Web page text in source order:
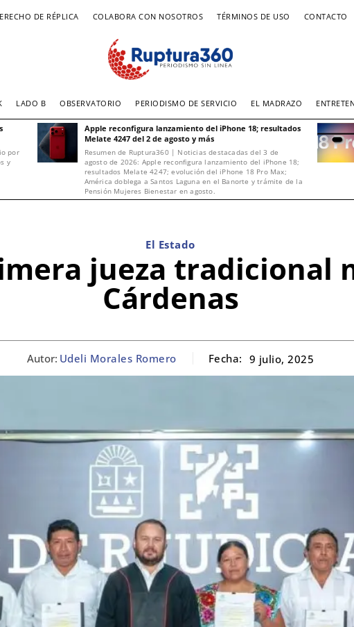
DE RÉPLICA COLABORA CON NOSOTROS TÉRMINOS DE USO CONTACTO
LADO B OBSERVATORIO PERIODISMO DE SERVICIO EL MADRAZO
por
y
Apple reconfigura lanzamiento del iPhone 18; resultados
Melate 4247 del 2 de agosto y más
Resumen de Ruptura360 | Noticias destacadas del 3 de
agosto de 2026: Apple reconfigura lanzamiento del iPhone 18;
resultados Melate 4247; evolución del iPhone 18 Pro Max;
América doblega a Santos Laguna en el Banorte y trámite de la
Pensión Mujeres Bienestar en agosto.
El Estado
jueza tradicional
Cárdenas
Autor: Udeli Morales Romero Fecha: 9 julio, 2025